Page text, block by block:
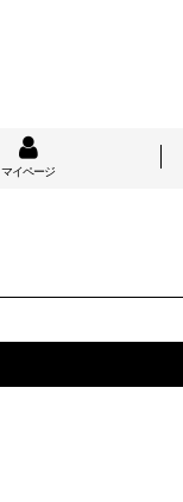
マイページ